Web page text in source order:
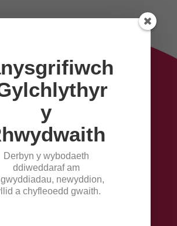
y wybodaeth ddiweddaraf am
newyddion, cyllid a
chyfleoedd gwaith.
Cofrestru!
y
Derbyn y wybodaeth
ddiweddaraf am
newyddion,
a chyfleoedd gwaith.